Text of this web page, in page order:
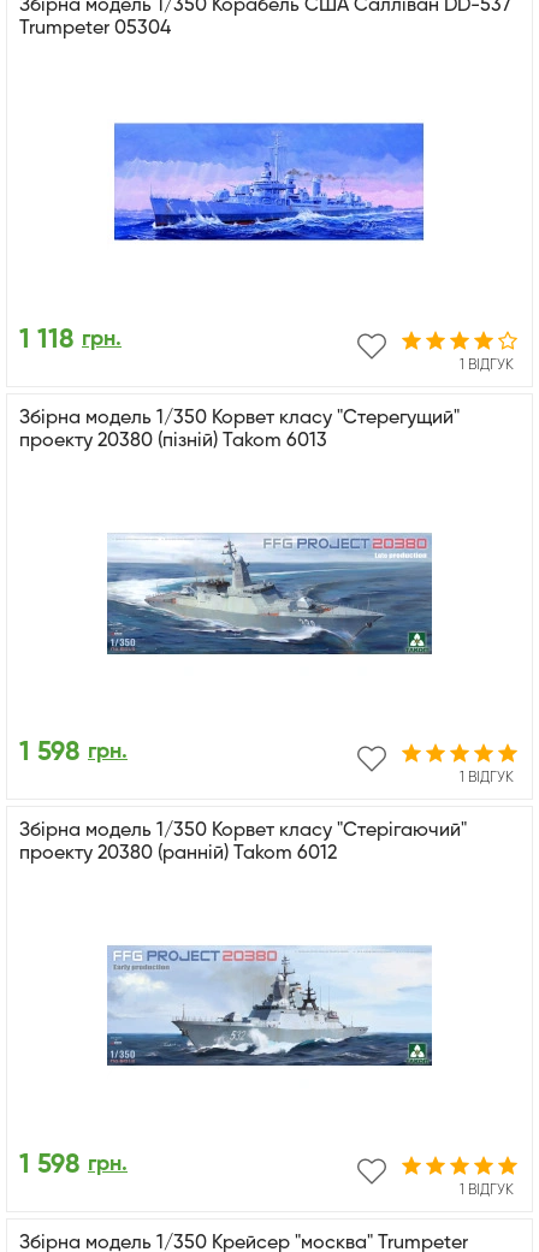
Збірна модель 1/350 Корабель США Салліван DD-537
Trumpeter 05304
1 ВІДГУК
1 118 грн.
Збірна модель 1/350 Корвет класу "Стерегущий"
проекту 20380 (пізній) Takom 6013
1 ВІДГУК
1 598 грн.
Збірна модель 1/350 Корвет класу "Стерігаючий"
проекту 20380 (ранній) Takom 6012
1 ВІДГУК
1 598 грн.
Збірна модель 1/350 Крейсер "москва" Trumpeter